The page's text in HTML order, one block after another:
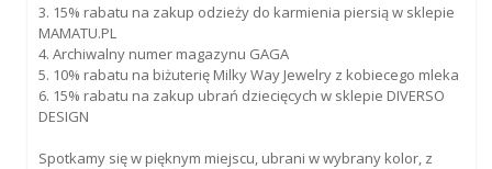
3. 15% rabatu na zakup odzieży do karmienia piersią w sklepie
MAMATU.PL
4. Archiwalny numer magazynu GAGA
5. 10% rabatu na biżuterię Milky Way Jewelry z kobiecego mleka
6. 15% rabatu na zakup ubrań dziecięcych w sklepie DIVERSO
DESIGN
Spotkamy się w pięknym miejscu, ubrani w wybrany kolor, z